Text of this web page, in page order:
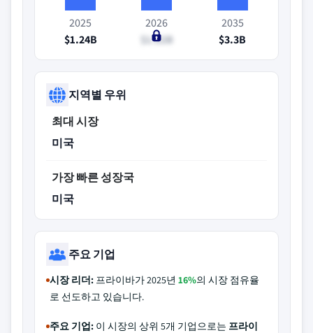
2025
$1.24B
2026
$1.22B
2035
$3.3B
지역별 우위
최대 시장
미국
가장 빠른 성장국
미국
주요 기업
시장 리더: 프라이바가 2025년 16%의 시장 점유율
로 선도하고 있습니다.
주요 기업: 이 시장의 상위 5개 기업으로는 프라이